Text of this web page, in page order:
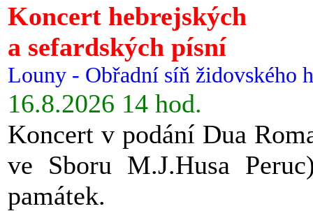
Koncert hebrejských
a sefardských písní
Louny - Obřadní síň židovského
16.8.2026 14 hod.
Koncert v podání Dua
ve Sboru M.J.Husa
památek.